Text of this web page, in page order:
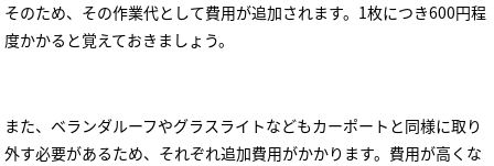
そのため、その作業代として費用が追加されます。 1枚につき600円程
度かかると覚えておきましょう。
また、ベランダルーフやグラスライトなどもカーポートと同様に取り
外す必要があるため、それぞれ追加費用がかかります。費用が高くな